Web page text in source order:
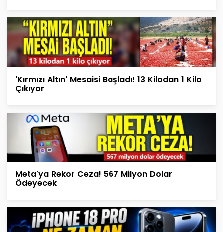
'Kırmızı Altın' Mesaisi Başladı! 13 Kilodan 1 Kilo
Çıkıyor
Meta'ya Rekor Ceza! 567 Milyon Dolar
Ödeyecek